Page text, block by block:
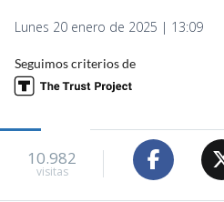
Lunes 20 enero de 2025 | 13:09
Seguimos criterios de
10.982
visitas